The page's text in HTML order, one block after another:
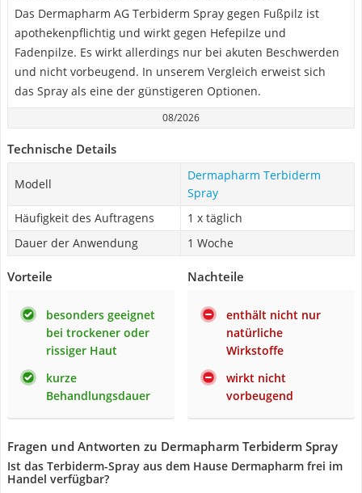
Das Dermapharm AG Terbiderm Spray gegen Fußpilz ist
apothekenpflichtig und wirkt gegen Hefepilze und
Fadenpilze. Es wirkt allerdings nur bei akuten Beschwerden
und nicht vorbeugend. In unserem Vergleich erweist sich
das Spray als eine der günstigeren Optionen.
08/2026
Technische Details
Modell
Dermapharm Terbiderm
Spray
Häufigkeit des Auftragens
1 x täglich
Dauer der Anwendung
1 Woche
Vorteile
besonders geeignet
bei trockener oder
rissiger Haut
kurze
Behandlungsdauer
Nachteile
enthält nicht nur
natürliche
Wirkstoffe
wirkt nicht
vorbeugend
Fragen und Antworten zu Dermapharm Terbiderm Spray
Ist das Terbiderm-Spray aus dem Hause Dermapharm frei im
Handel verfügbar?